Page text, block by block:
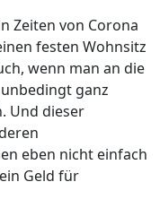
Zeiten von Corona
festen Wohnsitz
wenn man an die
ganz
Und dieser
eben nicht einfach
Geld für